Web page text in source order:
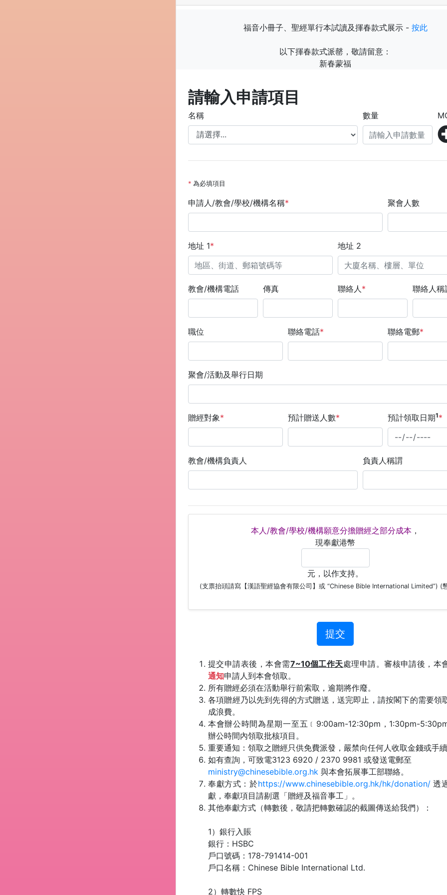
福音小冊子、聖經單行本試讀及揮春款式展示 - 按此
以下揮春款式派罄，敬請留意：
新春蒙福
請輸入申請項目
名稱 數量
* 為必填項目
申請人/教會/學校/機構名稱* 聚會人數
地址 1* 地址 2
教會/機構電話 傳真 聯絡人* 聯絡人稱
職位 聯絡電話* 聯絡電郵*
聚會/活動及舉行日期
贈經對象* 預計贈送人數* 預計領取日期1*
教會/機構負責人 負責人稱謂
本人/教會/學校/機構願意分擔贈經之部分成本 ，
現奉獻港幣
元，以作支持。
(支票抬頭請寫【漢語聖經協會有限公司】或 “Chinese Bible International Limited”) (
提交申請表後，本會需7~10個工作天處理申請。審核申請後，本
通知申請人到本會領取。
所有贈經必須在活動舉行前索取，逾期將作廢。
各項贈經乃以先到先得的方式贈送，送完即止，請按閣下的需要領
成浪費。
本會辦公時間為星期一至五﹝9:00am-12:30pm，1:30pm-
辦公時間內領取批核項目。
重要通知：領取之贈經只供免費派發，嚴禁向任何人收取金錢或手
如有查詢，可致電3123 6920 / 2370 9981 或發送電郵至
ministry@chinesebible.org.hk 與本會拓展事工部聯絡。
奉獻方式：於https://www.chinesebible.org.hk/hk/donation/透
獻，奉獻項目請剔選「贈經及福音事工」。
其他奉獻方式（轉數後，敬請把轉數確認的截圖傳送給我們）：
1）銀行入賬
銀行：HSBC
戶口號碼：178-791414-001
戶口名稱：Chinese Bible International Ltd.
2）轉數快 FPS